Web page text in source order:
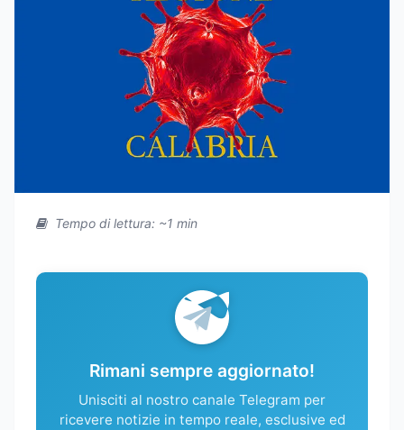
Tempo di lettura: ~1 min
Rimani sempre aggiornato!
Unisciti al nostro canale Telegram per
ricevere notizie in tempo reale, esclusive ed